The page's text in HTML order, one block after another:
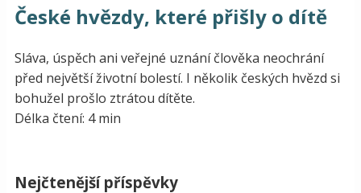
České hvězdy, které přišly o dítě
Sláva, úspěch ani veřejné uznání člověka neochrání
před největší životní bolestí. I několik českých hvězd si
bohužel prošlo ztrátou dítěte.
Délka čtení: 4 min
Nejčtenější příspěvky